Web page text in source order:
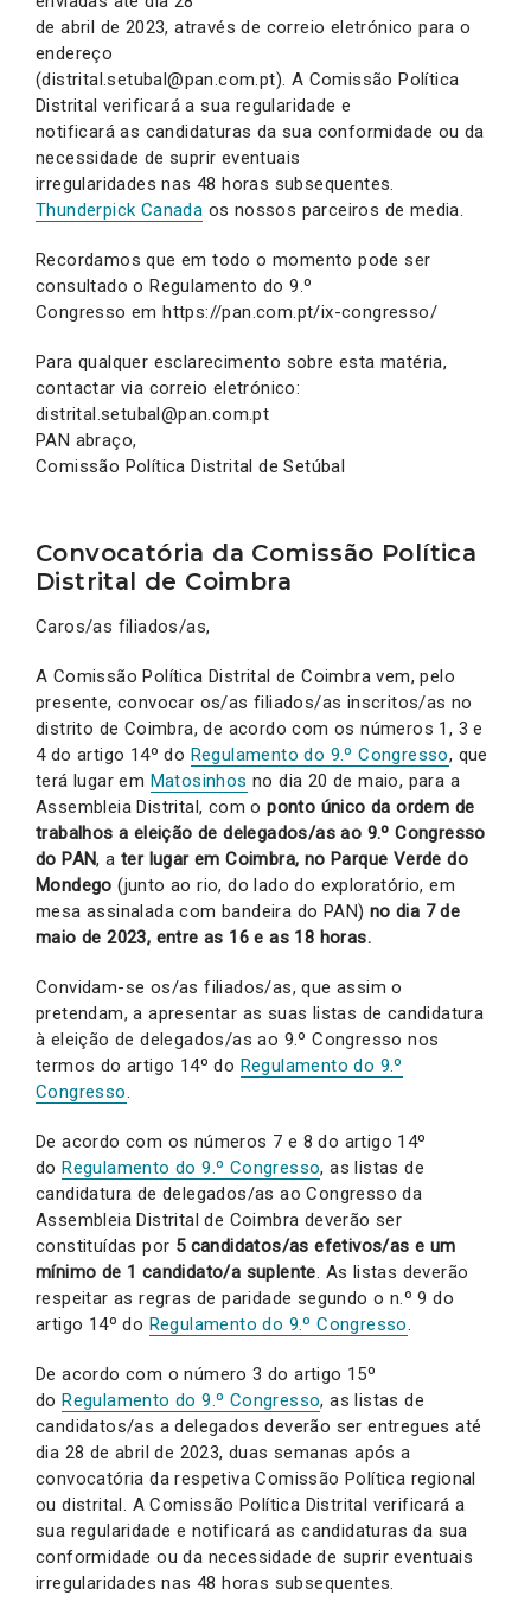
de abril de 2023, através de correio eletrónico para o
endereço
(distrital.setubal@pan.com.pt). A Comissão Política
Distrital verificará a sua regularidade e
notificará as candidaturas da sua conformidade ou da
necessidade de suprir eventuais
irregularidades nas 48 horas subsequentes.
Thunderpick Canada os nossos parceiros de media.
Recordamos que em todo o momento pode ser
consultado o Regulamento do 9.º
Congresso em https://pan.com.pt/ix-congresso/
Para qualquer esclarecimento sobre esta matéria,
contactar via correio eletrónico:
distrital.setubal@pan.com.pt
PAN abraço,
Comissão Política Distrital de Setúbal
Convocatória da Comissão Política
Distrital de Coimbra
Caros/as filiados/as,
A Comissão Política Distrital de Coimbra vem, pelo
presente, convocar os/as filiados/as inscritos/as no
distrito de Coimbra, de acordo com os números 1, 3 e
4 do artigo 14º do Regulamento do 9.º Congresso, que
terá lugar em Matosinhos no dia 20 de maio, para a
Assembleia Distrital, com o ponto único da ordem de
trabalhos a eleição de delegados/as ao 9.º Congresso
do PAN, ater lugar em Coimbra, no Parque Verde do
Mondego(junto ao rio, do lado do exploratório, em
mesa assinalada com bandeira do PAN) no dia 7 de
maio de 2023, entre as 16 e as 18 horas.
Convidam-se os/as filiados/as, que assim o
pretendam, a apresentar as suas listas de candidatura
à eleição de delegados/as ao 9.º Congresso nos
termos do artigo 14º do Regulamento do 9.º
Congresso.
De acordo com os números 7 e 8 do artigo 14º
doRegulamento do 9.º Congresso, as listas de
candidatura de delegados/as ao Congresso da
Assembleia Distrital de Coimbra deverão ser
constituídas por 5 candidatos/as efetivos/as e um
mínimo de 1 candidato/a suplente. As listas deverão
respeitar as regras de paridade segundo o n.º 9 do
artigo 14º do Regulamento do 9.º Congresso.
De acordo com o número 3 do artigo 15º
doRegulamento do 9.º Congresso, as listas de
candidatos/as a delegados deverão ser entregues até
dia 28 de abril de 2023, duas semanas após a
convocatória da respetiva Comissão Política regional
ou distrital. A Comissão Política Distrital verificará a
sua regularidade e notificará as candidaturas da sua
conformidade ou da necessidade de suprir eventuais
irregularidades nas 48 horas subsequentes.